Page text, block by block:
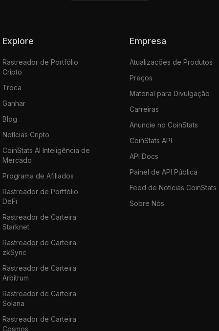
Explore
Rastreador de Portfólio
Cripto
Troca
Ganhar
Blog
Notícias Cripto
CoinStats AI Inteligência de
Mercado
Programa de Afiliados
Rastreador de Portfólio
DeFi
Rastreador de Carteira
Starknet
Rastreador de Carteira
zkSync
Rastreador de Carteira
Arbitrum
Rastreador de Carteira
Solana
Rastreador de Carteira
Cosmos
Empresa
Atualizações de Produtos
Preços
Material para Divulgação
Carreiras
Anuncie no CoinStats
CoinStats API
API Docs
Painel de API Pública
Feed de Notícias CoinStats
Sobre Nós